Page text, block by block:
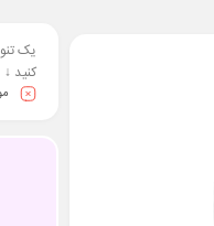
یک
کنید ↓